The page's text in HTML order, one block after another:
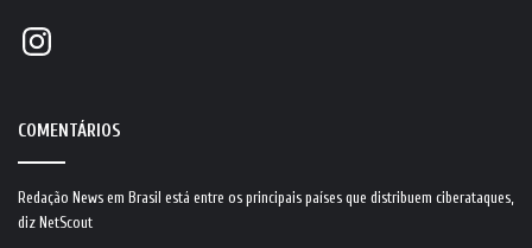
Instagram
COMENTÁRIOS
Redação News em Brasil está entre os principais países que distribuem ciberataques,
diz NetScout